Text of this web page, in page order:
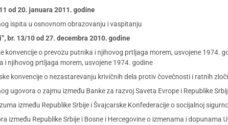
od 20. januara 2011. godine
ispita u osnovnom obrazovanju i vaspitanju
br. 13/10 od 27. decembra 2010. godine
konvencije o prevozu putnika i njihovog prtljaga morem, usvojene 1974.
i njihovog prtljaga morem, usvojene 1974. godine
konvencije o nezastarevanju krivičnih dela protiv čovečnosti i ratnih
ugovora o zajmu između Banke za razvoj Saveta Evrope i Republike
između Republike Srbije i Švajcarske Konfederacije o socijalnoj
između Republike Srbije i Bosne i Hercegovine o izmenama i dopunama